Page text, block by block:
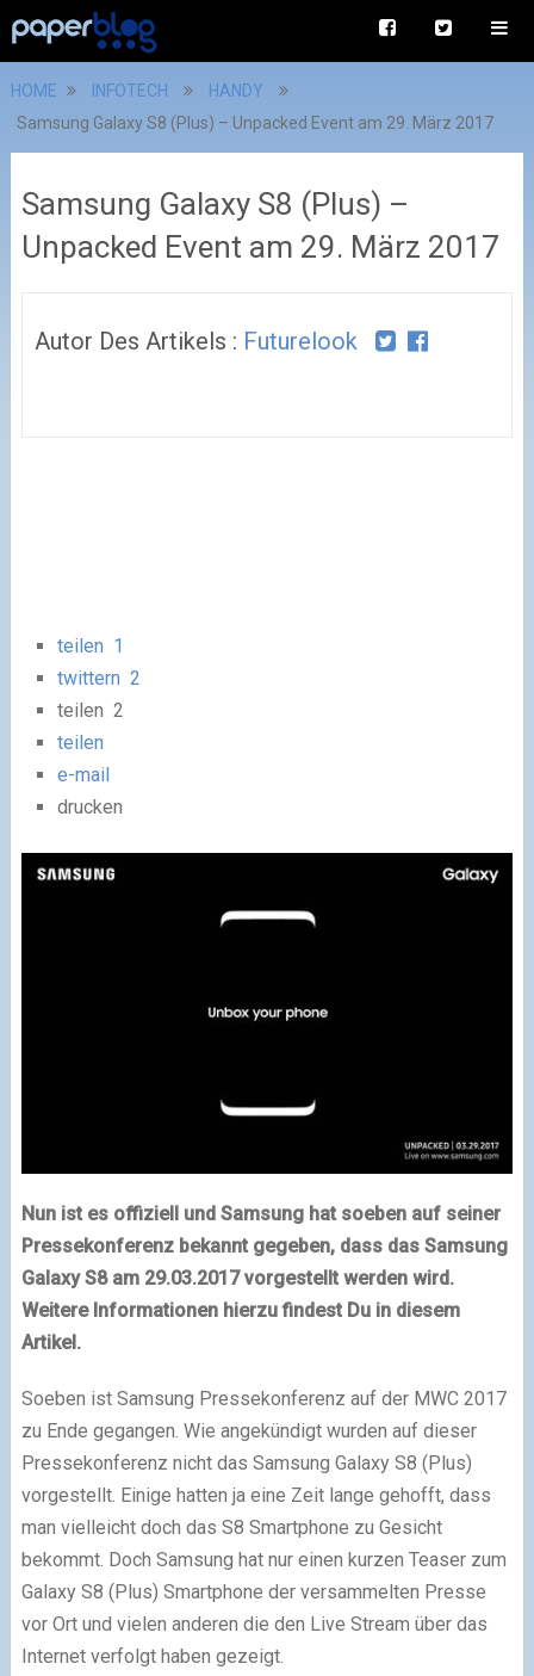
HOME INFOTECH
HANDY
Samsung Galaxy S8 (Plus) – Unpacked Event am 29. März 2017
Samsung Galaxy S8 (Plus) –
Unpacked Event am 29. März 2017
Autor Des Artikels : Futurelook
teilen 1
twittern 2
teilen 2
teilen
e-mail
drucken
Nun ist es offiziell und Samsung hat soeben auf seiner
Pressekonferenz bekannt gegeben, dass das Samsung
Galaxy S8 am 29.03.2017 vorgestellt werden wird.
Weitere Informationen hierzu findest Du in diesem
Artikel.
Soeben ist Samsung Pressekonferenz auf der MWC 2017
zu Ende gegangen. Wie angekündigt wurden auf dieser
Pressekonferenz nicht das Samsung Galaxy S8 (Plus)
vorgestellt. Einige hatten ja eine Zeit lange gehofft, dass
man vielleicht doch das S8 Smartphone zu Gesicht
bekommt. Doch Samsung hat nur einen kurzen Teaser zum
Galaxy S8 (Plus) Smartphone der versammelten Presse
vor Ort und vielen anderen die den Live Stream über das
Internet verfolgt haben gezeigt.